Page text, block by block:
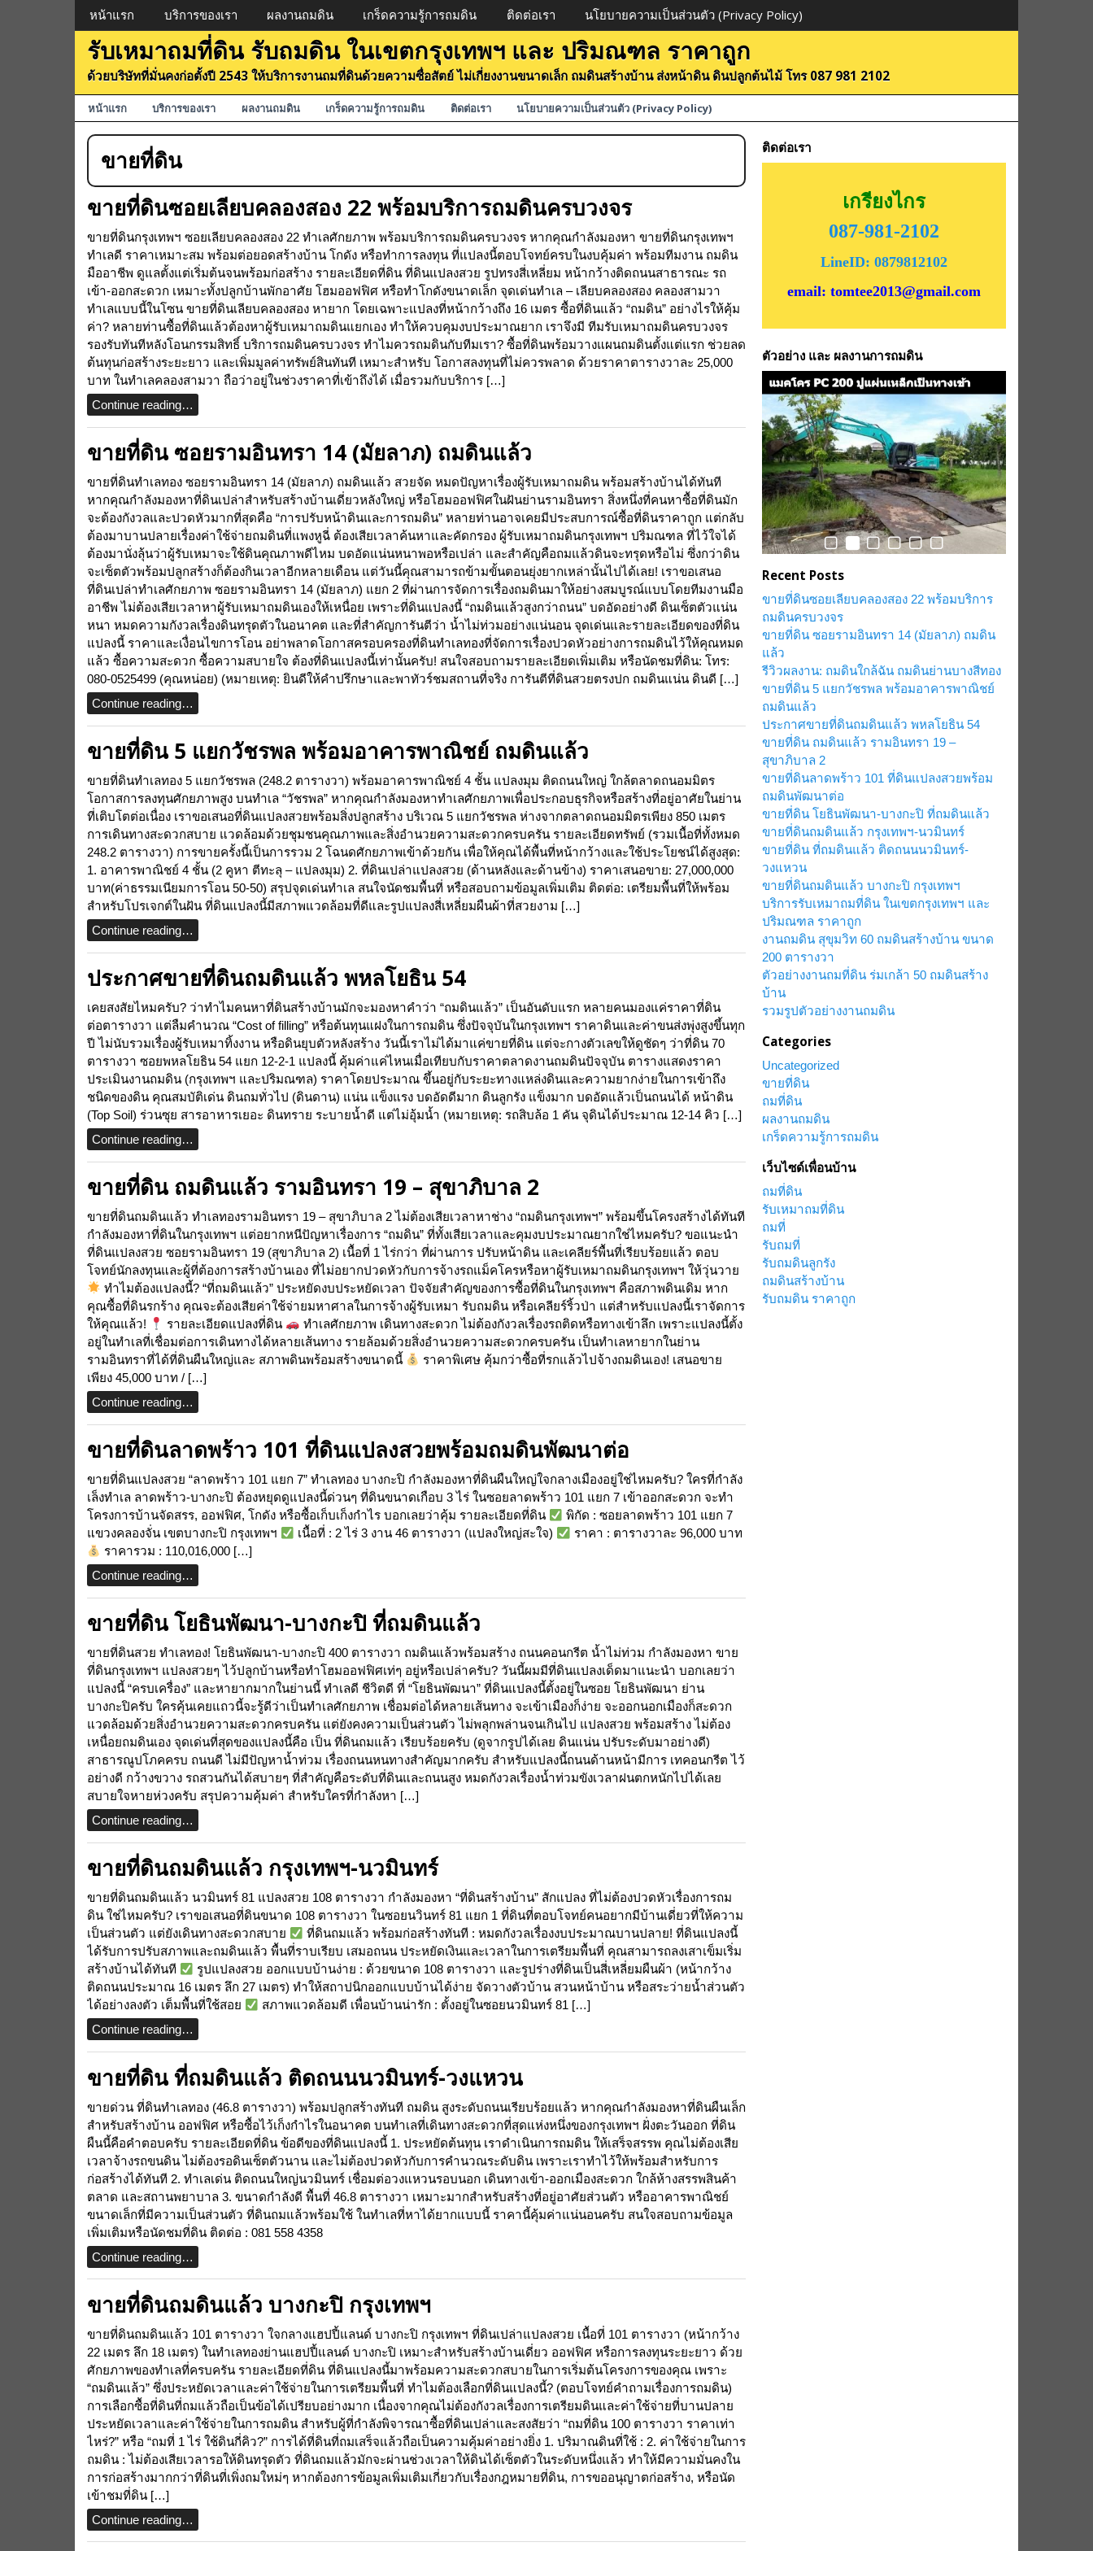
Menu
หน้าแรก บริการของเรา ผลงานถมดิน เกร็ดความรู้การถมดิน ติดต่อเรา นโยบายความเป็นส่วนตัว (Privacy Policy)
รับเหมาถมที่ดิน รับถมดิน ในเขตกรุงเทพฯ และ ปริมณฑล ราคาถูก
ด้วยบริษัทที่มั่นคงก่อตั้งปี 2543 ให้บริการงานถมที่ดินด้วยความซื่อสัตย์ ไม่เกี่ยงงานขนาดเล็ก ถมดินสร้างบ้าน ส่งหน้าดิน ดินปลูกต้นไม้ โทร 087 981 2102
Menu
หน้าแรก บริการของเรา ผลงานถมดิน เกร็ดความรู้การถมดิน ติดต่อเรา นโยบายความเป็นส่วนตัว (Privacy Policy)
ขายที่ดิน
ขายที่ดินซอยเลียบคลองสอง 22 พร้อมบริการถมดินครบวงจร
ขายที่ดินกรุงเทพฯ ซอยเลียบคลองสอง 22 ทำเลศักยภาพ พร้อมบริการถมดินครบวงจร หากคุณกำลังมองหา ขายที่ดินกรุงเทพฯ
ทำเลดี ราคาเหมาะสม พร้อมต่อยอดสร้างบ้าน โกดัง หรือทำการลงทุน ที่แปลงนี้ตอบโจทย์ครบในงบคุ้มค่า พร้อมทีมงาน ถมดิน
มืออาชีพ ดูแลตั้งแต่เริ่มต้นจนพร้อมก่อสร้าง รายละเอียดที่ดิน ที่ดินแปลงสวย รูปทรงสี่เหลี่ยม หน้ากว้างติดถนนสาธารณะ รถ
เข้า-ออกสะดวก เหมาะทั้งปลูกบ้านพักอาศัย โฮมออฟฟิศ หรือทำโกดังขนาดเล็ก จุดเด่นทำเล – เลียบคลองสอง คลองสามวา
ทำเลแบบนี้ในโซน ขายที่ดินเลียบคลองสอง หายาก โดยเฉพาะแปลงที่หน้ากว้างถึง 16 เมตร ซื้อที่ดินแล้ว “ถมดิน” อย่างไรให้คุ้ม
ค่า? หลายท่านซื้อที่ดินแล้วต้องหาผู้รับเหมาถมดินแยกเอง ทำให้ควบคุมงบประมาณยาก เราจึงมี ทีมรับเหมาถมดินครบวงจร
รองรับทันทีหลังโอนกรรมสิทธิ์ บริการถมดินครบวงจร ทำไมควรถมดินกับทีมเรา? ซื้อที่ดินพร้อมวางแผนถมดินตั้งแต่แรก ช่วยลด
ต้นทุนก่อสร้างระยะยาว และเพิ่มมูลค่าทรัพย์สินทันที เหมาะสำหรับ โอกาสลงทุนที่ไม่ควรพลาด ด้วยราคาตารางวาละ 25,000
บาท ในทำเลคลองสามวา ถือว่าอยู่ในช่วงราคาที่เข้าถึงได้ เมื่อรวมกับบริการ […]
Continue reading…
ขายที่ดิน ซอยรามอินทรา 14 (มัยลาภ) ถมดินแล้ว
ขายที่ดินทำเลทอง ซอยรามอินทรา 14 (มัยลาภ) ถมดินแล้ว สวยจัด หมดปัญหาเรื่องผู้รับเหมาถมดิน พร้อมสร้างบ้านได้ทันที
หากคุณกำลังมองหาที่ดินเปล่าสำหรับสร้างบ้านเดี่ยวหลังใหญ่ หรือโฮมออฟฟิศในฝันย่านรามอินทรา สิ่งหนึ่งที่คนหาซื้อที่ดินมัก
จะต้องกังวลและปวดหัวมากที่สุดคือ “การปรับหน้าดินและการถมดิน” หลายท่านอาจเคยมีประสบการณ์ซื้อที่ดินราคาถูก แต่กลับ
ต้องมาบานปลายเรื่องค่าใช้จ่ายถมดินที่แพงหูฉี่ ต้องเสียเวลาค้นหาและคัดกรอง ผู้รับเหมาถมดินกรุงเทพฯ ปริมณฑล ที่ไว้ใจได้
ต้องมานั่งลุ้นว่าผู้รับเหมาจะใช้ดินคุณภาพดีไหม บดอัดแน่นหนาพอหรือเปล่า และสำคัญคือถมแล้วดินจะทรุดหรือไม่ ซึ่งกว่าดิน
จะเซ็ตตัวพร้อมปลูกสร้างก็ต้องกินเวลาอีกหลายเดือน แต่วันนี้คุณสามารถข้ามขั้นตอนยุ่งยากเหล่านั้นไปได้เลย! เราขอเสนอ
ที่ดินเปล่าทำเลศักยภาพ ซอยรามอินทรา 14 (มัยลาภ) แยก 2 ที่ผ่านการจัดการเรื่องถมดินมาให้อย่างสมบูรณ์แบบโดยทีมงานมือ
อาชีพ ไม่ต้องเสียเวลาหาผู้รับเหมาถมดินเองให้เหนื่อย เพราะที่ดินแปลงนี้ “ถมดินแล้วสูงกว่าถนน” บดอัดอย่างดี ดินเซ็ตตัวแน่น
หนา หมดความกังวลเรื่องดินทรุดตัวในอนาคต และที่สำคัญการันตีว่า น้ำไม่ท่วมอย่างแน่นอน จุดเด่นและรายละเอียดของที่ดิน
แปลงนี้ ราคาและเงื่อนไขการโอน อย่าพลาดโอกาสครอบครองที่ดินทำเลทองที่จัดการเรื่องปวดหัวอย่างการถมดินไว้ให้คุณหมด
แล้ว ซื้อความสะดวก ซื้อความสบายใจ ต้องที่ดินแปลงนี้เท่านั้นครับ! สนใจสอบถามรายละเอียดเพิ่มเติม หรือนัดชมที่ดิน: โทร:
080-0525499 (คุณหน่อย) (หมายเหตุ: ยินดีให้คำปรึกษาและพาทัวร์ชมสถานที่จริง การันตีที่ดินสวยตรงปก ถมดินแน่น ดินดี […]
Continue reading…
ขายที่ดิน 5 แยกวัชรพล พร้อมอาคารพาณิชย์ ถมดินแล้ว
ขายที่ดินทำเลทอง 5 แยกวัชรพล (248.2 ตารางวา) พร้อมอาคารพาณิชย์ 4 ชั้น แปลงมุม ติดถนนใหญ่ ใกล้ตลาดถนอมมิตร
โอกาสการลงทุนศักยภาพสูง บนทำเล “วัชรพล” หากคุณกำลังมองหาทำเลศักยภาพเพื่อประกอบธุรกิจหรือสร้างที่อยู่อาศัยในย่าน
ที่เติบโตต่อเนื่อง เราขอเสนอที่ดินแปลงสวยพร้อมสิ่งปลูกสร้าง บริเวณ 5 แยกวัชรพล ห่างจากตลาดถนอมมิตรเพียง 850 เมตร
การเดินทางสะดวกสบาย แวดล้อมด้วยชุมชนคุณภาพและสิ่งอำนวยความสะดวกครบครัน รายละเอียดทรัพย์ (รวมเนื้อที่ทั้งหมด
248.2 ตารางวา) การขายครั้งนี้เป็นการรวม 2 โฉนดศักยภาพเข้าด้วยกัน เพื่อให้คุณได้พื้นที่หน้ากว้างและใช้ประโยชน์ได้สูงสุด:
1. อาคารพาณิชย์ 4 ชั้น (2 คูหา ตีทะลุ – แปลงมุม) 2. ที่ดินเปล่าแปลงสวย (ด้านหลังและด้านข้าง) ราคาเสนอขาย: 27,000,000
บาท(ค่าธรรมเนียมการโอน 50-50) สรุปจุดเด่นทำเล สนใจนัดชมพื้นที่ หรือสอบถามข้อมูลเพิ่มเติม ติดต่อ: เตรียมพื้นที่ให้พร้อม
สำหรับโปรเจกต์ในฝัน ที่ดินแปลงนี้มีสภาพแวดล้อมที่ดีและรูปแปลงสี่เหลี่ยมผืนผ้าที่สวยงาม […]
Continue reading…
ประกาศขายที่ดินถมดินแล้ว พหลโยธิน 54
เคยสงสัยไหมครับ? ว่าทำไมคนหาที่ดินสร้างบ้านมักจะมองหาคำว่า “ถมดินแล้ว” เป็นอันดับแรก หลายคนมองแค่ราคาที่ดิน
ต่อตารางวา แต่ลืมคำนวณ “Cost of filling” หรือต้นทุนแฝงในการถมดิน ซึ่งปัจจุบันในกรุงเทพฯ ราคาดินและค่าขนส่งพุ่งสูงขึ้นทุก
ปี ไม่นับรวมเรื่องผู้รับเหมาทิ้งงาน หรือดินยุบตัวหลังสร้าง วันนี้เราไม่ได้มาแค่ขายที่ดิน แต่จะกางตัวเลขให้ดูชัดๆ ว่าที่ดิน 70
ตารางวา ซอยพหลโยธิน 54 แยก 12-2-1 แปลงนี้ คุ้มค่าแค่ไหนเมื่อเทียบกับราคาตลาดงานถมดินปัจจุบัน ตารางแสดงราคา
ประเมินงานถมดิน (กรุงเทพฯ และปริมณฑล) ราคาโดยประมาณ ขึ้นอยู่กับระยะทางแหล่งดินและความยากง่ายในการเข้าถึง
ชนิดของดิน คุณสมบัติเด่น ดินถมทั่วไป (ดินดาน) แน่น แข็งแรง บดอัดดีมาก ดินลูกรัง แข็งมาก บดอัดแล้วเป็นถนนได้ หน้าดิน
(Top Soil) ร่วนซุย สารอาหารเยอะ ดินทราย ระบายน้ำดี แต่ไม่อุ้มน้ำ (หมายเหตุ: รถสิบล้อ 1 คัน จุดินได้ประมาณ 12-14 คิว […]
Continue reading…
ขายที่ดิน ถมดินแล้ว รามอินทรา 19 – สุขาภิบาล 2
ขายที่ดินถมดินแล้ว ทำเลทองรามอินทรา 19 – สุขาภิบาล 2 ไม่ต้องเสียเวลาหาช่าง “ถมดินกรุงเทพฯ” พร้อมขึ้นโครงสร้างได้ทันที
กำลังมองหาที่ดินในกรุงเทพฯ แต่อยากหนีปัญหาเรื่องการ “ถมดิน” ที่ทั้งเสียเวลาและคุมงบประมาณยากใช่ไหมครับ? ขอแนะนำ
ที่ดินแปลงสวย ซอยรามอินทรา 19 (สุขาภิบาล 2) เนื้อที่ 1 ไร่กว่า ที่ผ่านการ ปรับหน้าดิน และเคลียร์พื้นที่เรียบร้อยแล้ว ตอบ
โจทย์นักลงทุนและผู้ที่ต้องการสร้างบ้านเอง ที่ไม่อยากปวดหัวกับการจ้างรถแม็คโครหรือหาผู้รับเหมาถมดินกรุงเทพฯ ให้วุ่นวาย
ทำไมต้องแปลงนี้? “ที่ถมดินแล้ว” ประหยัดงบประหยัดเวลา ปัจจัยสำคัญของการซื้อที่ดินในกรุงเทพฯ คือสภาพดินเดิม หาก
คุณซื้อที่ดินรกร้าง คุณจะต้องเสียค่าใช้จ่ายมหาศาลในการจ้างผู้รับเหมา รับถมดิน หรือเคลียร์ริ้วป่า แต่สำหรับแปลงนี้เราจัดการ
ให้คุณแล้ว!
รายละเอียดแปลงที่ดิน
ทำเลศักยภาพ เดินทางสะดวก ไม่ต้องกังวลเรื่องรถติดหรือทางเข้าลึก เพราะแปลงนี้ตั้ง
อยู่ในทำเลที่เชื่อมต่อการเดินทางได้หลายเส้นทาง รายล้อมด้วยสิ่งอำนวยความสะดวกครบครัน เป็นทำเลหายากในย่าน
รามอินทราที่ได้ที่ดินผืนใหญ่และ สภาพดินพร้อมสร้างขนาดนี้
ราคาพิเศษ คุ้มกว่าซื้อที่รกแล้วไปจ้างถมดินเอง! เสนอขาย
เพียง 45,000 บาท / […]
Continue reading…
ขายที่ดินลาดพร้าว 101 ที่ดินแปลงสวยพร้อมถมดินพัฒนาต่อ
ขายที่ดินแปลงสวย “ลาดพร้าว 101 แยก 7” ทำเลทอง บางกะปิ กำลังมองหาที่ดินผืนใหญ่ใจกลางเมืองอยู่ใช่ไหมครับ? ใครที่กำลัง
เล็งทำเล ลาดพร้าว-บางกะปิ ต้องหยุดดูแปลงนี้ด่วนๆ ที่ดินขนาดเกือบ 3 ไร่ ในซอยลาดพร้าว 101 แยก 7 เข้าออกสะดวก จะทำ
โครงการบ้านจัดสรร, ออฟฟิศ, โกดัง หรือซื้อเก็บเก็งกำไร บอกเลยว่าคุ้ม รายละเอียดที่ดิน
พิกัด : ซอยลาดพร้าว 101 แยก 7
แขวงคลองจั่น เขตบางกะปิ กรุงเทพฯ
เนื้อที่ : 2 ไร่ 3 งาน 46 ตารางวา (แปลงใหญ่สะใจ)
ราคา : ตารางวาละ 96,000 บาท
ราคารวม : 110,016,000 […]
Continue reading…
ขายที่ดิน โยธินพัฒนา-บางกะปิ ที่ถมดินแล้ว
ขายที่ดินสวย ทำเลทอง! โยธินพัฒนา-บางกะปิ 400 ตารางวา ถมดินแล้วพร้อมสร้าง ถนนคอนกรีต น้ำไม่ท่วม กำลังมองหา ขาย
ที่ดินกรุงเทพฯ แปลงสวยๆ ไว้ปลูกบ้านหรือทำโฮมออฟฟิศเท่ๆ อยู่หรือเปล่าครับ? วันนี้ผมมีที่ดินแปลงเด็ดมาแนะนำ บอกเลยว่า
แปลงนี้ “ครบเครื่อง” และหายากมากในย่านนี้ ทำเลดี ชีวิตดี ที่ “โยธินพัฒนา” ที่ดินแปลงนี้ตั้งอยู่ในซอย โยธินพัฒนา ย่าน
บางกะปิครับ ใครคุ้นเคยแถวนี้จะรู้ดีว่าเป็นทำเลศักยภาพ เชื่อมต่อได้หลายเส้นทาง จะเข้าเมืองก็ง่าย จะออกนอกเมืองก็สะดวก
แวดล้อมด้วยสิ่งอำนวยความสะดวกครบครัน แต่ยังคงความเป็นส่วนตัว ไม่พลุกพล่านจนเกินไป แปลงสวย พร้อมสร้าง ไม่ต้อง
เหนื่อยถมดินเอง จุดเด่นที่สุดของแปลงนี้คือ เป็น ที่ดินถมแล้ว เรียบร้อยครับ (ดูจากรูปได้เลย ดินแน่น ปรับระดับมาอย่างดี)
สาธารณูปโภคครบ ถนนดี ไม่มีปัญหาน้ำท่วม เรื่องถนนหนทางสำคัญมากครับ สำหรับแปลงนี้ถนนด้านหน้ามีการ เทคอนกรีต ไว้
อย่างดี กว้างขวาง รถสวนกันได้สบายๆ ที่สำคัญคือระดับที่ดินและถนนสูง หมดกังวลเรื่องน้ำท่วมขังเวลาฝนตกหนักไปได้เลย
สบายใจหายห่วงครับ สรุปความคุ้มค่า สำหรับใครที่กำลังหา […]
Continue reading…
ขายที่ดินถมดินแล้ว กรุงเทพฯ-นวมินทร์
ขายที่ดินถมดินแล้ว นวมินทร์ 81 แปลงสวย 108 ตารางวา กำลังมองหา “ที่ดินสร้างบ้าน” สักแปลง ที่ไม่ต้องปวดหัวเรื่องการถม
ดิน ใช่ไหมครับ? เราขอเสนอที่ดินขนาด 108 ตารางวา ในซอยนวินทร์ 81 แยก 1 ที่ดินที่ตอบโจทย์คนอยากมีบ้านเดี่ยวที่ให้ความ
เป็นส่วนตัว แต่ยังเดินทางสะดวกสบาย
ที่ดินถมแล้ว พร้อมก่อสร้างทันที : หมดกังวลเรื่องงบประมาณบานปลาย! ที่ดินแปลงนี้
ได้รับการปรับสภาพและถมดินแล้ว พื้นที่ราบเรียบ เสมอถนน ประหยัดเงินและเวลาในการเตรียมพื้นที่ คุณสามารถลงเสาเข็มเริ่ม
สร้างบ้านได้ทันที
รูปแปลงสวย ออกแบบบ้านง่าย : ด้วยขนาด 108 ตารางวา และรูปร่างที่ดินเป็นสี่เหลี่ยมผืนผ้า (หน้ากว้าง
ติดถนนประมาณ 16 เมตร ลึก 27 เมตร) ทำให้สถาปนิกออกแบบบ้านได้ง่าย จัดวางตัวบ้าน สวนหน้าบ้าน หรือสระว่ายน้ำส่วนตัว
ได้อย่างลงตัว เต็มพื้นที่ใช้สอย
สภาพแวดล้อมดี เพื่อนบ้านน่ารัก : ตั้งอยู่ในซอยนวมินทร์ 81 […]
Continue reading…
ขายที่ดิน ที่ถมดินแล้ว ติดถนนนวมินทร์-วงแหวน
ขายด่วน ที่ดินทำเลทอง (46.8 ตารางวา) พร้อมปลูกสร้างทันที ถมดิน สูงระดับถนนเรียบร้อยแล้ว หากคุณกำลังมองหาที่ดินผืนเล็ก
สำหรับสร้างบ้าน ออฟฟิศ หรือซื้อไว้เก็งกำไรในอนาคต บนทำเลที่เดินทางสะดวกที่สุดแห่งหนึ่งของกรุงเทพฯ ฝั่งตะวันออก ที่ดิน
ผืนนี้คือคำตอบครับ รายละเอียดที่ดิน ข้อดีของที่ดินแปลงนี้ 1. ประหยัดต้นทุน เราดำเนินการถมดิน ให้เสร็จสรรพ คุณไม่ต้องเสีย
เวลาจ้างรถขนดิน ไม่ต้องรอดินเซ็ตตัวนาน และไม่ต้องปวดหัวกับการคำนวณระดับดิน เพราะเราทำไว้ให้พร้อมสำหรับการ
ก่อสร้างได้ทันที 2. ทำเลเด่น ติดถนนใหญ่นวมินทร์ เชื่อมต่อวงแหวนรอบนอก เดินทางเข้า-ออกเมืองสะดวก ใกล้ห้างสรรพสินค้า
ตลาด และสถานพยาบาล 3. ขนาดกำลังดี พื้นที่ 46.8 ตารางวา เหมาะมากสำหรับสร้างที่อยู่อาศัยส่วนตัว หรืออาคารพาณิชย์
ขนาดเล็กที่มีความเป็นส่วนตัว ที่ดินถมแล้วพร้อมใช้ ในทำเลที่หาได้ยากแบบนี้ ราคานี้คุ้มค่าแน่นอนครับ สนใจสอบถามข้อมูล
เพิ่มเติมหรือนัดชมที่ดิน ติดต่อ : 081 558 4358
Continue reading…
ขายที่ดินถมดินแล้ว บางกะปิ กรุงเทพฯ
ขายที่ดินถมดินแล้ว 101 ตารางวา ใจกลางแฮปปี้แลนด์ บางกะปิ กรุงเทพฯ ที่ดินเปล่าแปลงสวย เนื้อที่ 101 ตารางวา (หน้ากว้าง
22 เมตร ลึก 18 เมตร) ในทำเลทองย่านแฮปปี้แลนด์ บางกะปิ เหมาะสำหรับสร้างบ้านเดี่ยว ออฟฟิศ หรือการลงทุนระยะยาว ด้วย
ศักยภาพของทำเลที่ครบครัน รายละเอียดที่ดิน ที่ดินแปลงนี้มาพร้อมความสะดวกสบายในการเริ่มต้นโครงการของคุณ เพราะ
“ถมดินแล้ว” ซึ่งประหยัดเวลาและค่าใช้จ่ายในการเตรียมพื้นที่ ทำไมต้องเลือกที่ดินแปลงนี้? (ตอบโจทย์คำถามเรื่องการถมดิน)
การเลือกซื้อที่ดินที่ถมแล้วถือเป็นข้อได้เปรียบอย่างมาก เนื่องจากคุณไม่ต้องกังวลเรื่องการเตรียมดินและค่าใช้จ่ายที่บานปลาย
ประหยัดเวลาและค่าใช้จ่ายในการถมดิน สำหรับผู้ที่กำลังพิจารณาซื้อที่ดินเปล่าและสงสัยว่า “ถมที่ดิน 100 ตารางวา ราคาเท่า
ไหร่?” หรือ “ถมที่ 1 ไร่ ใช้ดินกี่คิว?” การได้ที่ดินที่ถมเสร็จแล้วถือเป็นความคุ้มค่าอย่างยิ่ง 1. ปริมาณดินที่ใช้ : 2. ค่าใช้จ่ายในการ
ถมดิน : ไม่ต้องเสียเวลารอให้ดินทรุดตัว ที่ดินถมแล้วมักจะผ่านช่วงเวลาให้ดินได้เซ็ตตัวในระดับหนึ่งแล้ว ทำให้มีความมั่นคงใน
การก่อสร้างมากกว่าที่ดินที่เพิ่งถมใหม่ๆ หากต้องการข้อมูลเพิ่มเติมเกี่ยวกับเรื่องกฎหมายที่ดิน, การขออนุญาตก่อสร้าง, หรือนัด
เข้าชมที่ดิน […]
Continue reading…
ติดต่อเรา
เกรียงไกร
087-981-2102
LineID: 0879812102
email: tomtee2013@gmail.com
ตัวอย่าง และ ผลงานการถมดิน
Recent Posts
ขายที่ดินซอยเลียบคลองสอง 22 พร้อมบริการ
ถมดินครบวงจร
ขายที่ดิน ซอยรามอินทรา 14 (มัยลาภ) ถมดิน
แล้ว
รีวิวผลงาน: ถมดินใกล้ฉัน ถมดินย่านบางสีทอง
ขายที่ดิน 5 แยกวัชรพล พร้อมอาคารพาณิชย์
ถมดินแล้ว
ประกาศขายที่ดินถมดินแล้ว พหลโยธิน 54
ขายที่ดิน ถมดินแล้ว รามอินทรา 19 –
สุขาภิบาล 2
ขายที่ดินลาดพร้าว 101 ที่ดินแปลงสวยพร้อม
ถมดินพัฒนาต่อ
ขายที่ดิน โยธินพัฒนา-บางกะปิ ที่ถมดินแล้ว
ขายที่ดินถมดินแล้ว กรุงเทพฯ-นวมินทร์
ขายที่ดิน ที่ถมดินแล้ว ติดถนนนวมินทร์-
วงแหวน
ขายที่ดินถมดินแล้ว บางกะปิ กรุงเทพฯ
บริการรับเหมาถมที่ดิน ในเขตกรุงเทพฯ และ
ปริมณฑล ราคาถูก
งานถมดิน สุขุมวิท 60 ถมดินสร้างบ้าน ขนาด
200 ตารางวา
ตัวอย่างงานถมที่ดิน ร่มเกล้า 50 ถมดินสร้าง
บ้าน
รวมรูปตัวอย่างงานถมดิน
Categories
Uncategorized
ขายที่ดิน
ถมที่ดิน
ผลงานถมดิน
เกร็ดความรู้การถมดิน
เว็บไซด์เพื่อนบ้าน
ถมที่ดิน
รับเหมาถมที่ดิน
ถมที่
รับถมที่
รับถมดินลูกรัง
ถมดินสร้างบ้าน
รับถมดิน ราคาถูก